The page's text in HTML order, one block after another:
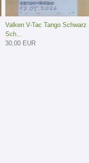
Valken V-Tac Tango Schwarz
Sch...
30,00 EUR